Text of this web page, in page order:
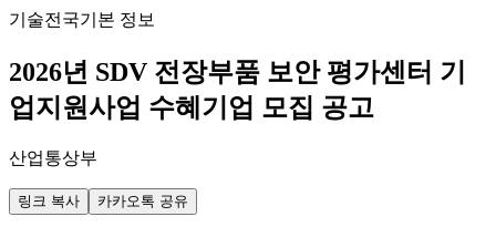
기술전국기본 정보
2026년 SDV 전장부품 보안 평가센터 기
업지원사업 수혜기업 모집 공고
산업통상부
링크 복사 카카오톡 공유